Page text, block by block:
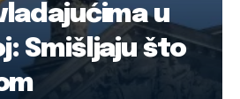
u
Smišljaju što